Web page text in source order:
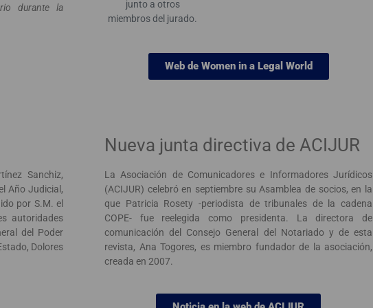
durante la
junto a otros
miembros del jurado.
Web de Women in a Legal World
Sanchiz,
Año Judicial,
por S.M. el
autoridades
del Poder
Dolores
Nueva junta directiva de ACIJUR
La Asociación de Comunicadores e Informadores Jurídicos
(ACIJUR) celebró en septiembre su Asamblea de socios, en la
que Patricia Rosety -periodista de tribunales de la cadena
COPE- fue reelegida como presidenta. La directora de
comunicación del Consejo General del Notariado y de esta
revista, Ana Togores, es miembro fundador de la asociación,
creada en 2007.